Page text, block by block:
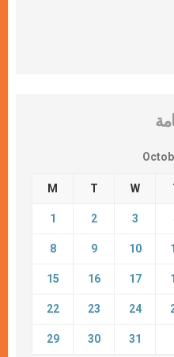
M T W
1 2 3
8 9 10
15 16 17
22 23 24
29 30 31